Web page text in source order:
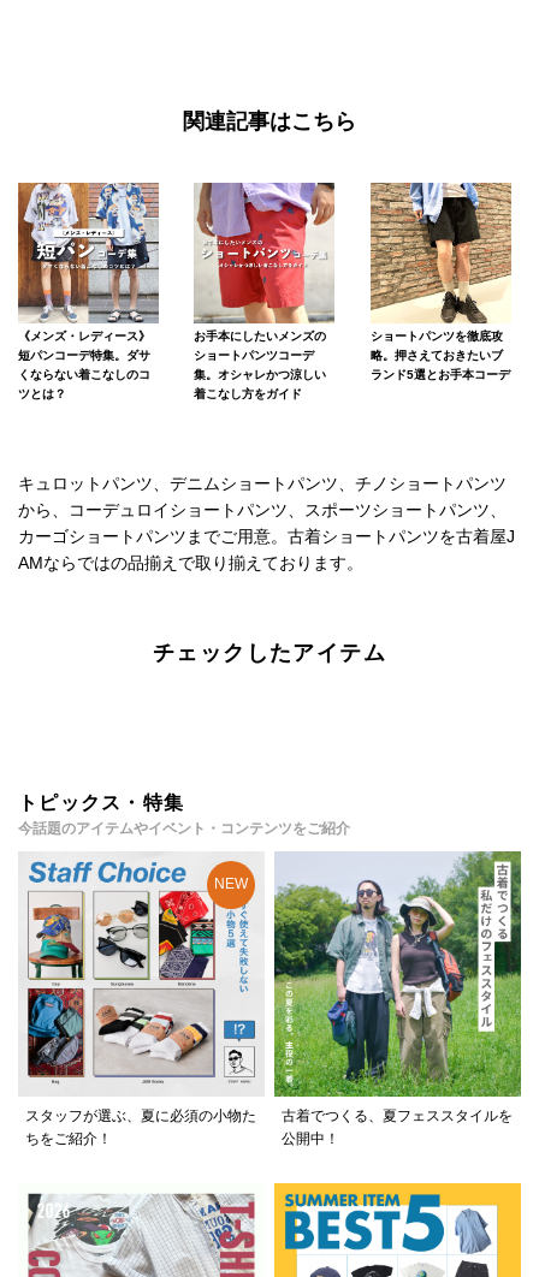
関連記事はこちら
《メンズ・レディース》
短パンコーデ特集。ダサ
くならない着こなしのコ
ツとは？
お手本にしたいメンズの
ショートパンツコーデ
集。オシャレかつ涼しい
着こなし方をガイド
ショートパンツを徹底攻
略。押さえておきたいブ
ランド5選とお手本コーデ
キュロットパンツ、デニムショートパンツ、チノショートパンツ
から、コーデュロイショートパンツ、スポーツショートパンツ、
カーゴショートパンツまでご用意。古着ショートパンツを古着屋J
AMならではの品揃えで取り揃えております。
チェックしたアイテム
トピックス・特集
今話題のアイテムやイベント・コンテンツをご紹介
スタッフが選ぶ、夏に必須の小物た
ちをご紹介！
古着でつくる、夏フェススタイルを
公開中！